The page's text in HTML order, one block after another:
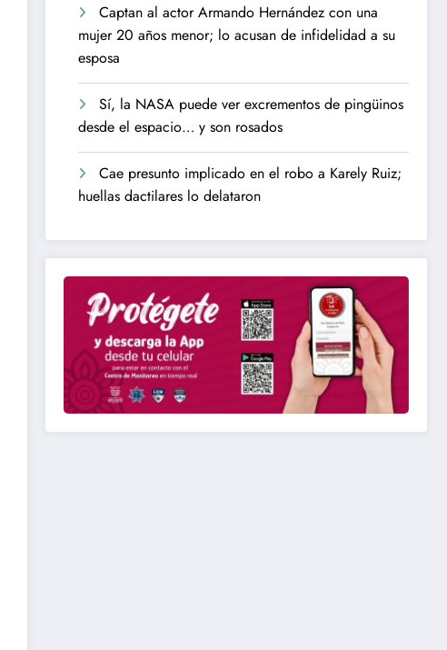
Captan al actor Armando Hernández con una
mujer 20 años menor; lo acusan de infidelidad a su
esposa
Sí, la NASA puede ver excrementos de pingüinos
desde el espacio… y son rosados
Cae presunto implicado en el robo a Karely Ruiz;
huellas dactilares lo delataron